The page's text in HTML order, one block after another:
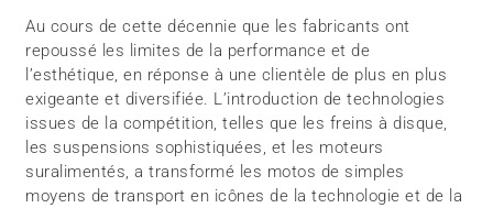
Au cours de cette décennie que les fabricants ont
repoussé les limites de la performance et de
l’esthétique, en réponse à une clientèle de plus en plus
exigeante et diversifiée. L’introduction de technologies
issues de la compétition, telles que les freins à disque,
les suspensions sophistiquées, et les moteurs
suralimentés, a transformé les motos de simples
moyens de transport en icônes de la technologie et de la